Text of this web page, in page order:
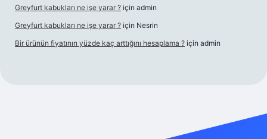
Greyfurt kabukları ne işe yarar ? için admin
Greyfurt kabukları ne işe yarar ? için Nesrin
Bir ürünün fiyatının yüzde kaç arttığını hesaplama ? için admin
m elexbet